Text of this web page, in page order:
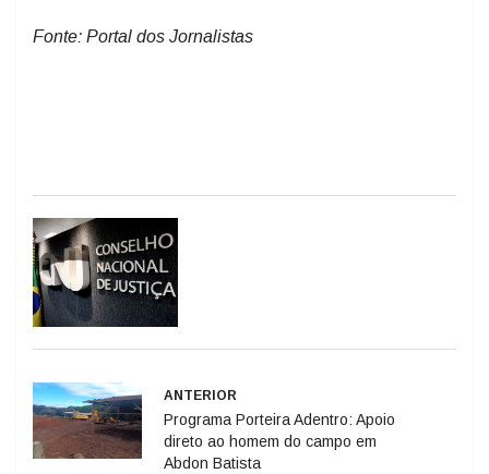
Fonte: Portal dos Jornalistas
ANTERIOR
Programa Porteira Adentro: Apoio
direto ao homem do campo em
Abdon Batista